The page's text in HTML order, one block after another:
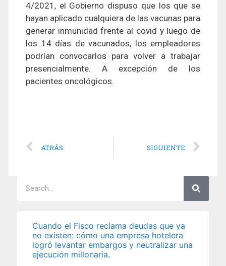
4/2021, el Gobierno dispuso que los que se
hayan aplicado cualquiera de las vacunas para
generar inmunidad frente al covid y luego de
los 14 días de vacunados, los empleadores
podrían convocarlos para volver a trabajar
presencialmente. A excepción de los
pacientes oncológicos.
ATRÁS SIGUIENTE
Cuando el Fisco reclama deudas que ya
no existen: cómo una empresa hotelera
logró levantar embargos y neutralizar una
ejecución millonaria.